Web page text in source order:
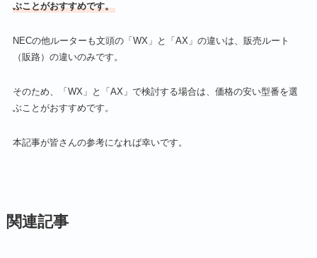
ぶことがおすすめです。
NECの他ルーターも文頭の「WX」と「AX」の違いは、販売ルート
（販路）の違いのみです。
そのため、「WX」と「AX」で検討する場合は、価格の安い型番を選
ぶことがおすすめです。
本記事が皆さんの参考になれば幸いです。
関連記事